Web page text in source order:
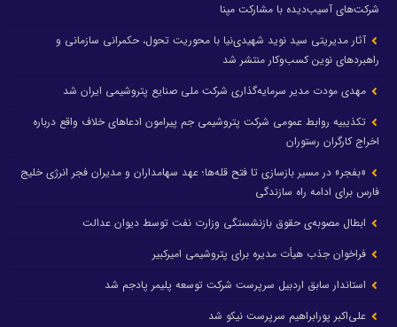
شرکت‌های آسیب‌دیده با مشارکت مپنا
آثار مدیریتی سید نوید شهیدی‌نیا با محوریت تحول، حکمرانی سازمانی و
راهبردهای نوین کسب‌وکار منتشر شد
مهدی مودت مدیر سرمایه‌گذاری شرکت ملی صنایع پتروشیمی ایران شد
تکذیبیه روابط عمومی شرکت پتروشیمی جم پیرامون ادعاهای خلاف واقع درباره
اخراج کارگران رستوران
«بفجر» در مسیر بازسازی تا فتح قله‌ها؛ عهد سهامداران و مدیران فجر انرژی خلیج
فارس برای ادامه راه سازندگی
ابطال مصوبه‌ی حقوق بازنشستگی وزارت نفت توسط دیوان عدالت
فراخوان جذب هیأت مدیره برای پتروشیمی امیرکبیر
استاندار سابق اردبیل سرپرست شرکت توسعه پلیمر پادجم شد
علی‌اکبر پورابراهیم سرپرست نیکو شد